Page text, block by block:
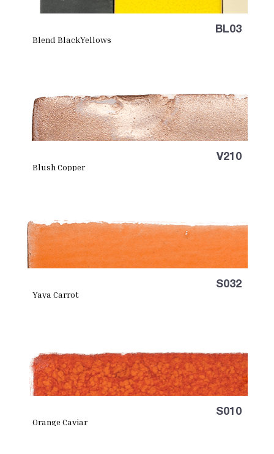
BL03
Blend BlackYellows
V210
Blush Copper
S032
Yaya Carrot
S010
Orange Caviar